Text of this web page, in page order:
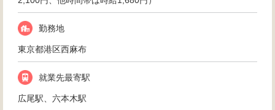
勤務地
東京都港区西麻布
就業先最寄駅
広尾駅、六本木駅